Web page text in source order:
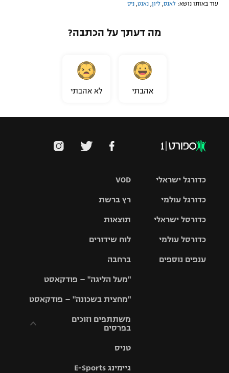
עוד באותו נושא: לאנס ליון נאנט ניס
מה דעתך על הכתבה?
אהבתי לא אהבתי
VOD
רץ ברשת
תוצאות
לוח שידורים
ברחבה
"מעל הליגה" – פודקאסט
"מחצית בשכונה" – פודקאסט
משתתפים וזוכים
בפרסים
וזוכים בפרסים
טניס
גיימינג E-Sports
כדורגל ישראלי
גביע הטוטו
כדורגל עולמי
האלופות
ליגה
כדורסל ישראלי
סל
כדורסל עולמי
ענפים נוספים